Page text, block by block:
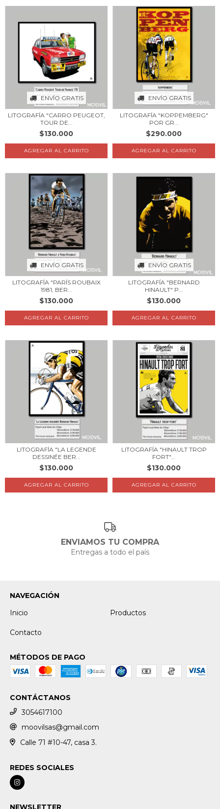
ENVÍO GRATIS
LITOGRAFÍA "CARRO PEUGEOT,
TOUR DE...
$130.000
AGREGAR AL CARRITO
ENVÍO GRATIS
LITOGRAFÍA "KOPPEMBERG"
POR GR...
$290.000
AGREGAR AL CARRITO
ENVÍO GRATIS
LITOGRAFÍA "PARÍS ROUBAIX
1981, BER...
$130.000
AGREGAR AL CARRITO
ENVÍO GRATIS
LITOGRAFÍA "BERNARD
HINAULT" P...
$130.000
AGREGAR AL CARRITO
LITOGRAFÍA "LA LEGENDE
DESSINÉE BER...
$130.000
AGREGAR AL CARRITO
LITOGRAFÍA "HINAULT TROP
FORT"...
$130.000
AGREGAR AL CARRITO
ENVIAMOS TU COMPRA
Entregas a todo el país
NAVEGACIÓN
Inicio
Productos
Contacto
MÉTODOS DE PAGO
CONTÁCTANOS
3054617100
moovilsas@gmail.com
Calle 71 #10-47, casa 3.
REDES SOCIALES
NEWSLETTER